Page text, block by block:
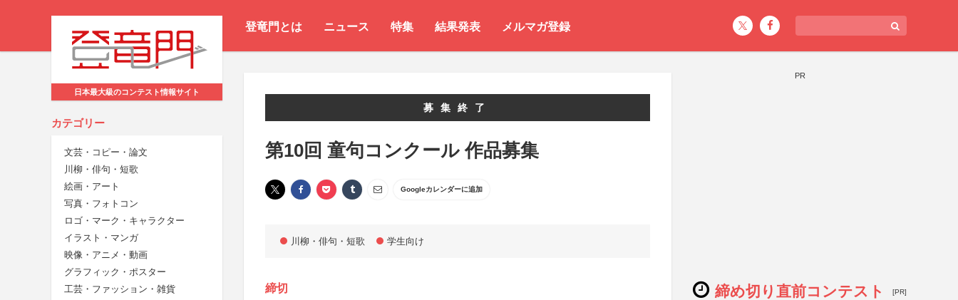
登竜門とは ニュース 特集 結果発表 メルマガ登録
日本最大級のコンテスト情報サイト
カテゴリー
文芸・コピー・論文
川柳・俳句・短歌
絵画・アート
写真・フォトコン
ロゴ・マーク・キャラクター
イラスト・マンガ
映像・アニメ・動画
グラフィック・ポスター
工芸・ファッション・雑貨
募集終了
第10回 童句コンクール 作品募集
Googleカレンダーに追加
川柳・俳句・短歌 学生向け
締切
PR
締め切り直前コンテスト [PR]